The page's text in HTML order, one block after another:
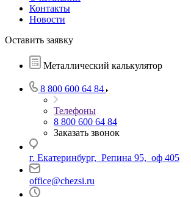
Контакты
Новости
Оставить заявку
Металлический калькулятор
8 800 600 64 84
Телефоны
8 800 600 64 84
Заказать звонок
г. Екатеринбург, Репина 95, оф 405
office@chezsi.ru